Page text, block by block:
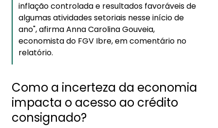
inflação controlada e resultados favoráveis de
algumas atividades setoriais nesse início de
ano", afirma Anna Carolina Gouveia,
economista do FGV Ibre, em comentário no
relatório.
Como a incerteza da economia
impacta o acesso ao crédito
consignado?